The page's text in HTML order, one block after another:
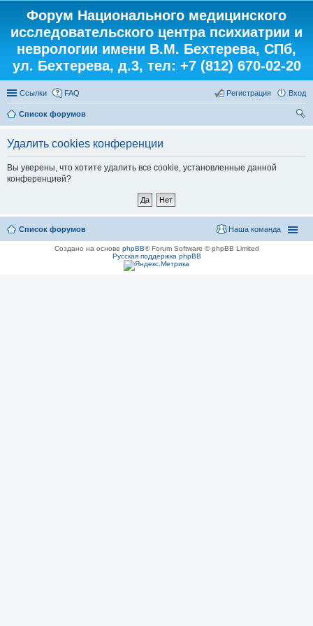
Форум Национального медицинского
исследовательского центра психиатрии и
неврологии имени В.М. Бехтерева, СПб,
ул. Бехтерева, д.3, тел: +7 (812) 670-02-20
Ссылки FAQ Вход
Регистрация
Список форумов
Удалить cookies конференции
Вы уверены, что хотите удалить все cookie, установленные данной
конференцией?
Список форумов Наша команда
Создано на основе phpBB® Forum Software © phpBB Limited
Русская поддержка phpBB